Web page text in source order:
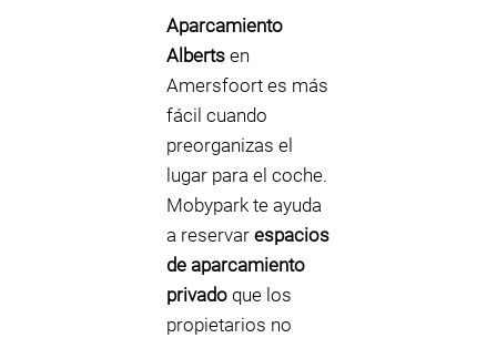
Aparcamiento
Alberts en
Amersfoort es más
fácil cuando
preorganizas el
lugar para el coche.
Mobypark te ayuda
a reservar espacios
de aparcamiento
privado que los
propietarios no